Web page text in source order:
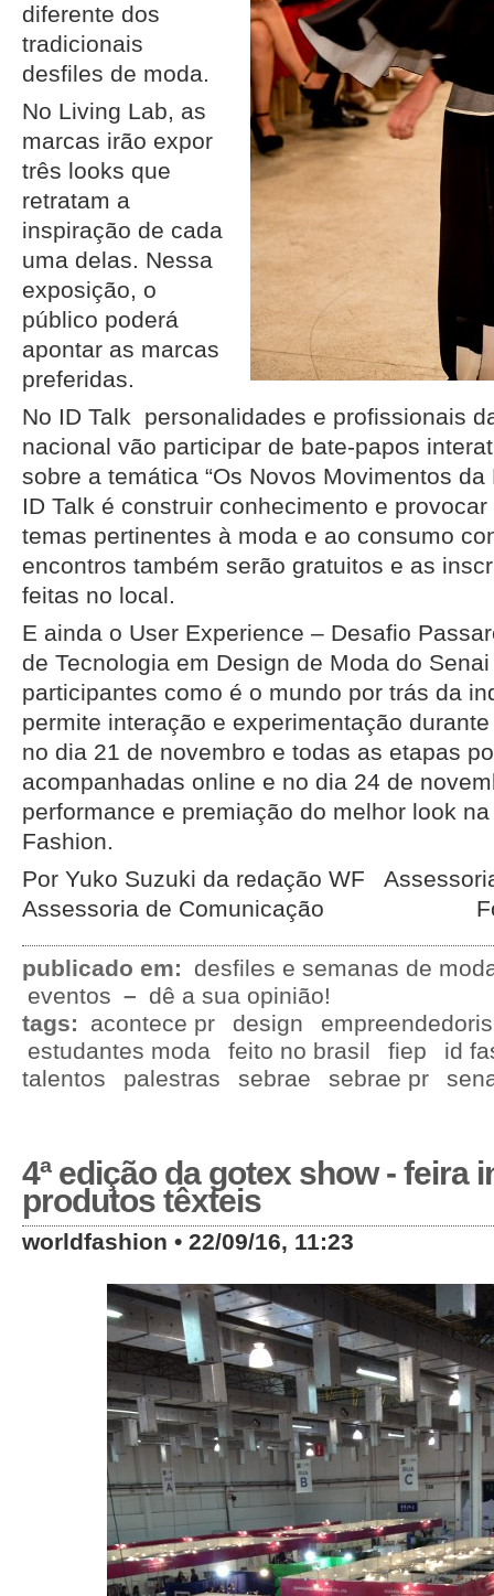
diferente dos
tradicionais
desfiles de moda.
No Living Lab, as
marcas irão expor
três looks que
retratam a
inspiração de cada
uma delas. Nessa
exposição, o
público poderá
apontar as marcas
preferidas.
No ID Talk personalidades e profissionais
nacional vão participar de bate-papos
sobre a temática “Os Novos Movimentos
ID Talk é construir conhecimento e
temas pertinentes à moda e ao consumo
encontros também serão gratuitos e as
feitas no local.
E ainda o User Experience – Desafio
de Tecnologia em Design de Moda do
participantes como é o mundo por trás da
permite interação e experimentação
no dia 21 de novembro e todas as etapas
acompanhadas online e no dia 24 de
performance e premiação do melhor look
Fashion.
Por Yuko Suzuki da redação WF
Assessoria de Comunicação
publicado em:
desfiles e semanas de
eventos – dê a sua opinião!
tags:
acontece pr design
estudantes moda
feito no brasil fiep
id
talentos
palestras sebrae sebrae pr
4ª edição da gotex show - feira
produtos têxteis
worldfashion • 22/09/16, 11:23